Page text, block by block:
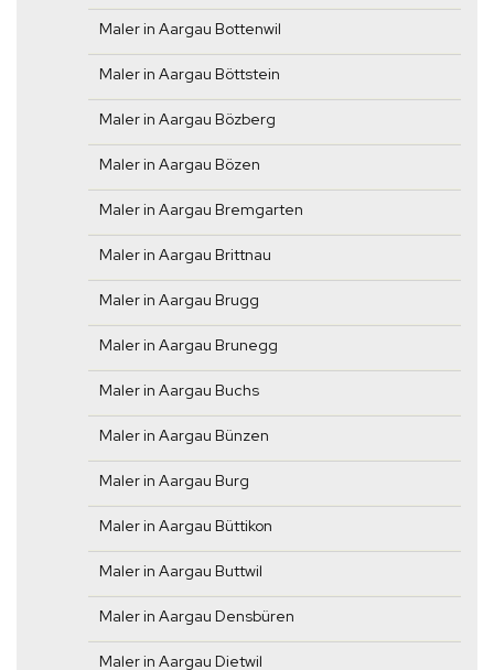
Maler in Aargau Bottenwil
Maler in Aargau Böttstein
Maler in Aargau Bözberg
Maler in Aargau Bözen
Maler in Aargau Bremgarten
Maler in Aargau Brittnau
Maler in Aargau Brugg
Maler in Aargau Brunegg
Maler in Aargau Buchs
Maler in Aargau Bünzen
Maler in Aargau Burg
Maler in Aargau Büttikon
Maler in Aargau Buttwil
Maler in Aargau Densbüren
Maler in Aargau Dietwil